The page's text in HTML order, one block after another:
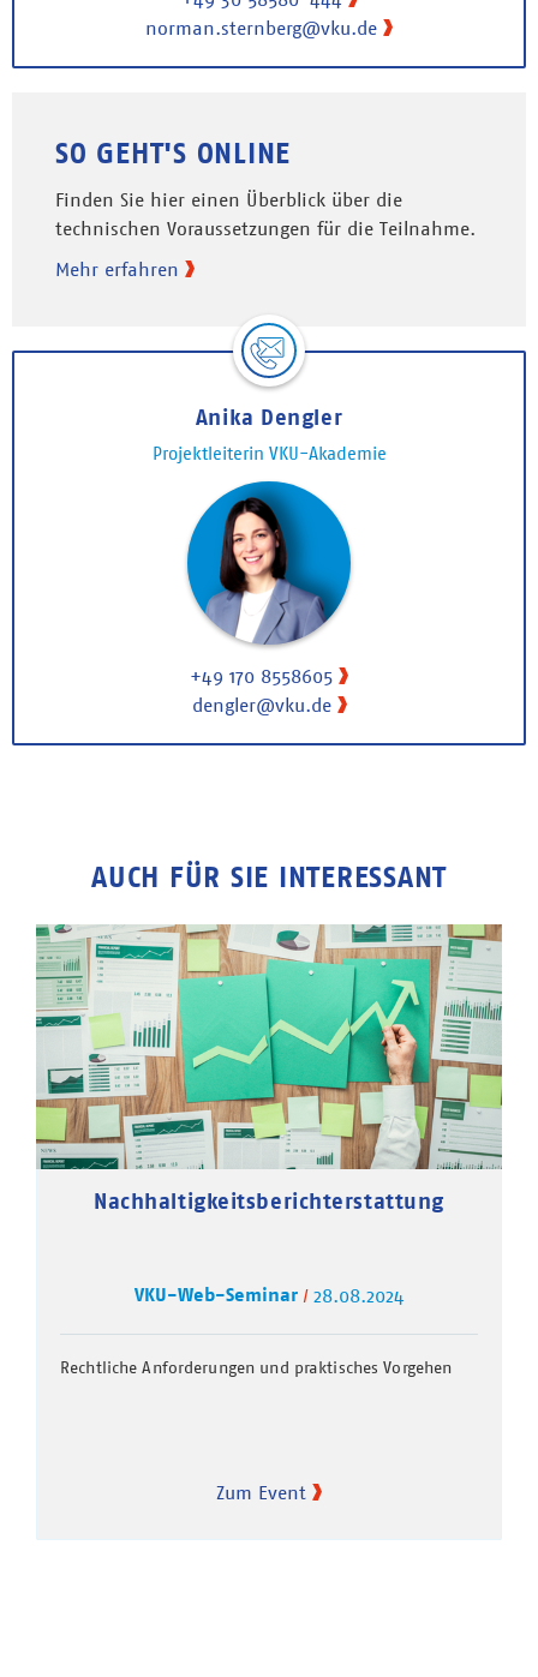
norman.sternberg@vku.de
SO GEHT'S ONLINE
Finden Sie hier einen Überblick über die
technischen Voraussetzungen für die Teilnahme.
Mehr erfahren
Anika Dengler
Projektleiterin VKU-Akademie
+49 170 8558605
dengler@vku.de
AUCH FÜR SIE INTERESSANT
Nachhaltigkeitsberichterstattung
VKU-Web-Seminar 28.08.2024
Rechtliche Anforderungen und praktisches Vorgehen
Zum Event